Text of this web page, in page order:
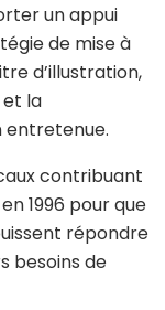
un appui
de mise à
d’illustration,
la
entretenue.
contribuant
1996 pour que
répondre
besoins de